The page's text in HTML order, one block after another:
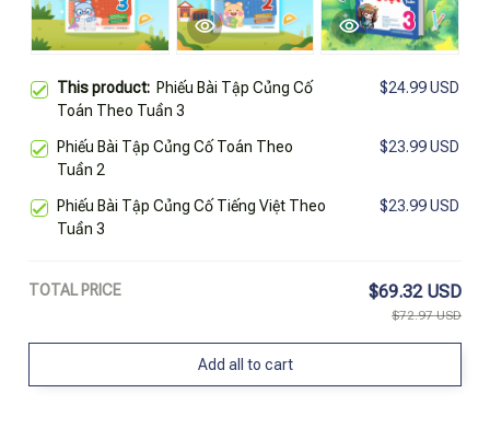
This product: Phiếu Bài Tập Củng Cố
Toán Theo Tuần 3
$24.99 USD
Phiếu Bài Tập Củng Cố Toán Theo
Tuần 2
$23.99 USD
Phiếu Bài Tập Củng Cố Tiếng Việt Theo
Tuần 3
$23.99 USD
TOTAL PRICE $69.32 USD
$72.97 USD
Add all to cart